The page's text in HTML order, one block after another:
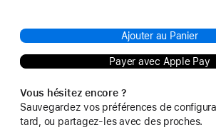
Ajouter au Panier
Payer avec Apple Pay
Vous hésitez encore ?
Sauvegardez vos préférences de
tard, ou partagez-les avec des proches.